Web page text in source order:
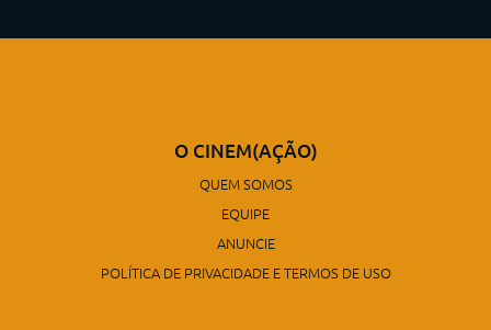
O CINEM(AÇÃO)
QUEM SOMOS
EQUIPE
ANUNCIE
POLÍTICA DE PRIVACIDADE E TERMOS DE USO